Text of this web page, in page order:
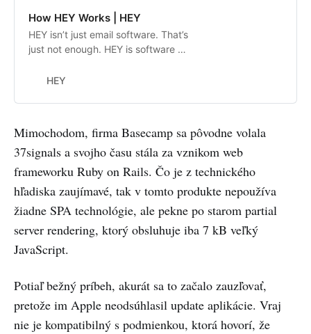
How HEY Works | HEY
HEY isn’t just email software. That’s
just not enough. HEY is software +
HEY
Mimochodom, firma Basecamp sa pôvodne volala
37signals a svojho času stála za vznikom web
frameworku Ruby on Rails. Čo je z technického
hľadiska zaujímavé, tak v tomto produkte nepoužíva
žiadne SPA technológie, ale pekne po starom partial
server rendering, ktorý obsluhuje iba 7 kB veľký
JavaScript.
Potiaľ bežný príbeh, akurát sa to začalo zauzľovať,
pretože im Apple neodsúhlasil update aplikácie. Vraj
nie je kompatibilný s podmienkou, ktorá hovorí, že